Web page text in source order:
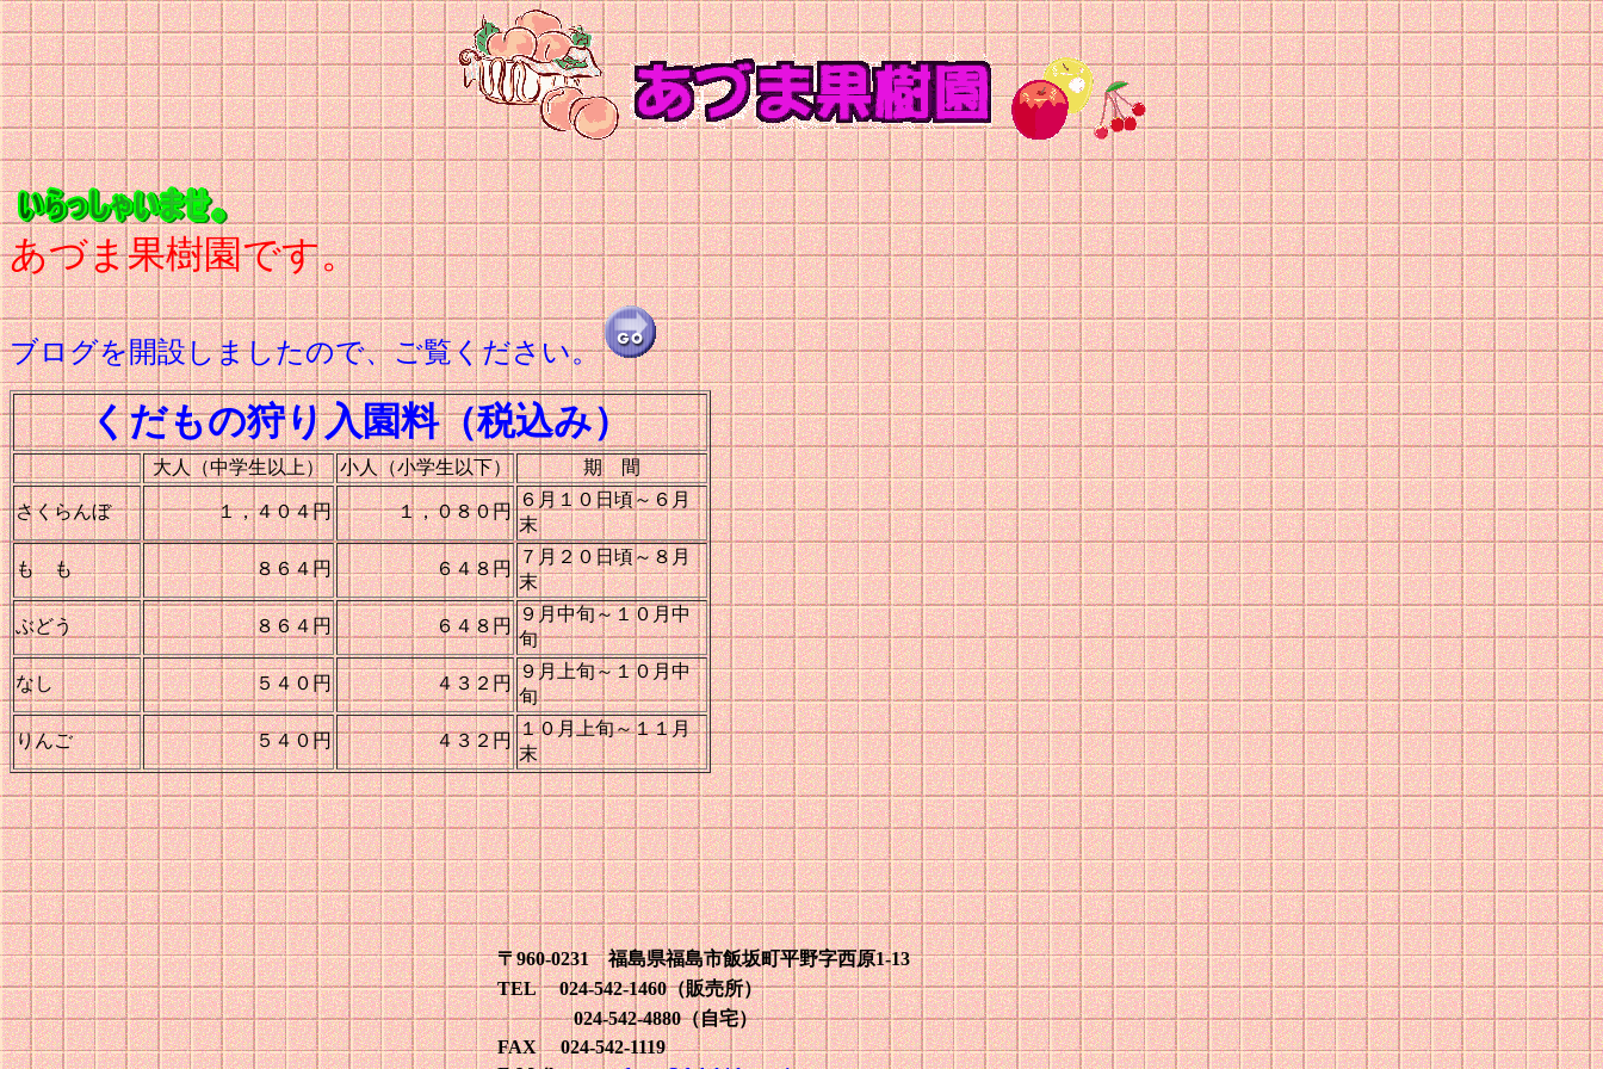
あづま果樹園です。
ブログを開設しましたので、ご覧ください。
くだもの狩り入園料（税込み）
大人（中学生以上） 小人（小学生以下） 期 間
さくらんぼ １，４０４円 １，０８０円
６月１０日頃～６月
末
も も ８６４円 ６４８円
７月２０日頃～８月
末
ぶどう ８６４円 ６４８円
９月中旬～１０月中
旬
なし ５４０円 ４３２円
９月上旬～１０月中
旬
りんご ５４０円 ４３２円
１０月上旬～１１月
末
〒960-0231 福島県福島市飯坂町平野字西原1-13
TEL 024-542-1460（販売所）
024-542-4880（自宅）
FAX 024-542-1119